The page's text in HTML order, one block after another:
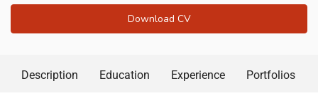
Download CV
Description Education Experience Portfolios